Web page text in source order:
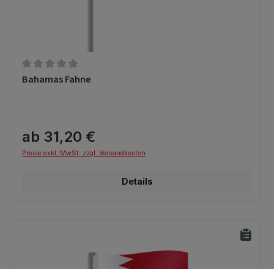
Durchschnittliche Bewertung von 0 von 5 Sternen
Bahamas Fahne
ab 31,20 €
Preise exkl. MwSt. zzgl. Versandkosten
Details